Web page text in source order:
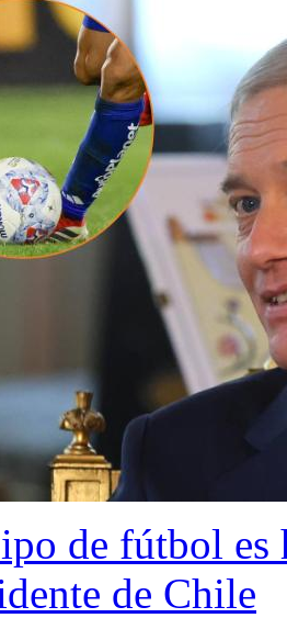
de fútbol
de Chile